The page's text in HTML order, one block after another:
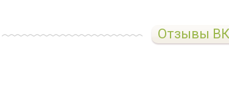
Отзывы